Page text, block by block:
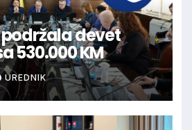
podržala devet
530.000 KM
UREDNIK